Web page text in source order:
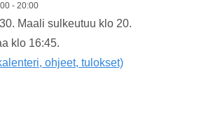
- 20:00
Maali sulkeutuu klo 20.
klo 16:45.
ohjeet, tulokset)